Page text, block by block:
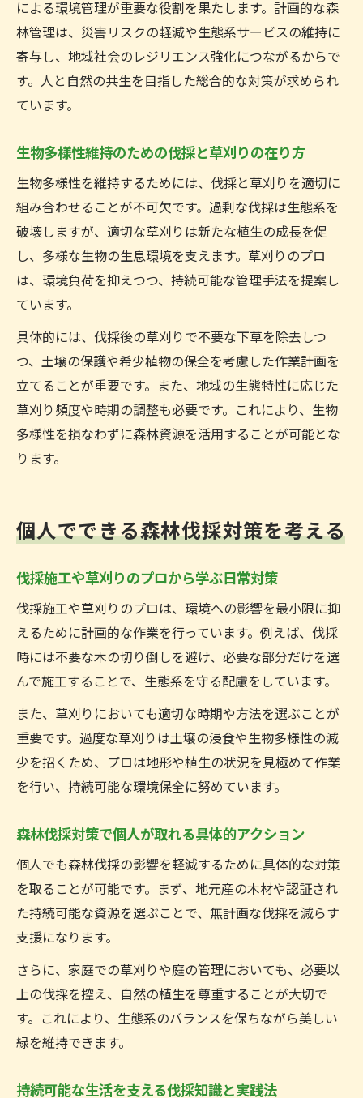
による環境管理が重要な役割を果たします。計画的な森
林管理は、災害リスクの軽減や生態系サービスの維持に
寄与し、地域社会のレジリエンス強化につながるからで
す。人と自然の共生を目指した総合的な対策が求められ
ています。
生物多様性維持のための伐採と草刈りの在り方
生物多様性を維持するためには、伐採と草刈りを適切に
組み合わせることが不可欠です。過剰な伐採は生態系を
破壊しますが、適切な草刈りは新たな植生の成長を促
し、多様な生物の生息環境を支えます。草刈りのプロ
は、環境負荷を抑えつつ、持続可能な管理手法を提案し
ています。
具体的には、伐採後の草刈りで不要な下草を除去しつ
つ、土壌の保護や希少植物の保全を考慮した作業計画を
立てることが重要です。また、地域の生態特性に応じた
草刈り頻度や時期の調整も必要です。これにより、生物
多様性を損なわずに森林資源を活用することが可能とな
ります。
個人でできる森林伐採対策を考える
伐採施工や草刈りのプロから学ぶ日常対策
伐採施工や草刈りのプロは、環境への影響を最小限に抑
えるために計画的な作業を行っています。例えば、伐採
時には不要な木の切り倒しを避け、必要な部分だけを選
んで施工することで、生態系を守る配慮をしています。
また、草刈りにおいても適切な時期や方法を選ぶことが
重要です。過度な草刈りは土壌の浸食や生物多様性の減
少を招くため、プロは地形や植生の状況を見極めて作業
を行い、持続可能な環境保全に努めています。
森林伐採対策で個人が取れる具体的アクション
個人でも森林伐採の影響を軽減するために具体的な対策
を取ることが可能です。まず、地元産の木材や認証され
た持続可能な資源を選ぶことで、無計画な伐採を減らす
支援になります。
さらに、家庭での草刈りや庭の管理においても、必要以
上の伐採を控え、自然の植生を尊重することが大切で
す。これにより、生態系のバランスを保ちながら美しい
緑を維持できます。
持続可能な生活を支える伐採知識と実践法